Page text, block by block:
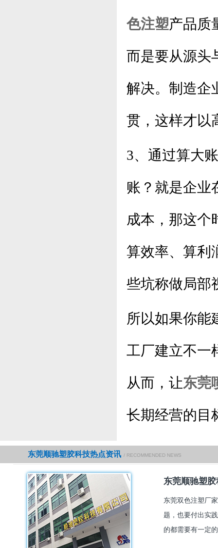
色注塑产品质
而是要从源头
解决。制造企
贯，这样才以
3、通过算大
账？就是企业
成本，那这个
算效率、算利
些坑称做局部
所以如果你能
工厂建立不一
从而，让东莞
长期经营的目
东莞顺驰塑胶科技热点资讯 / RECOMMENDED NEWS
东莞顺驰塑
东莞双色注塑厂
题，也要付出实
的都需要有一定